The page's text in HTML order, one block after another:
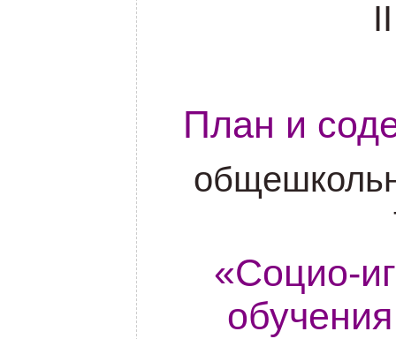
План и
«Социо-